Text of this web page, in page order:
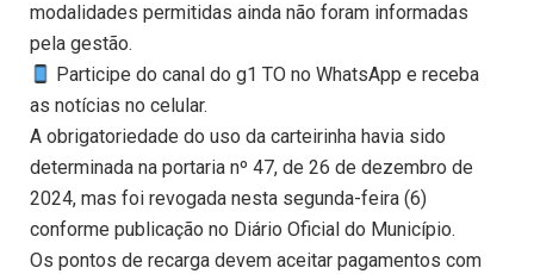
modalidades permitidas ainda não foram informadas
pela gestão.
Participe do canal do g1 TO no WhatsApp e receba
as notícias no celular.
A obrigatoriedade do uso da carteirinha havia sido
determinada na portaria nº 47, de 26 de dezembro de
2024, mas foi revogada nesta segunda-feira (6)
conforme publicação no Diário Oficial do Município.
Os pontos de recarga devem aceitar pagamentos com